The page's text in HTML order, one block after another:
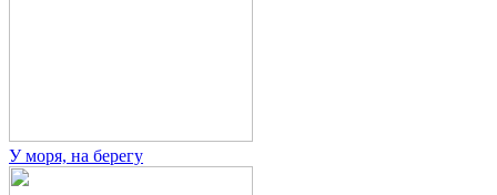
У моря, на берегу